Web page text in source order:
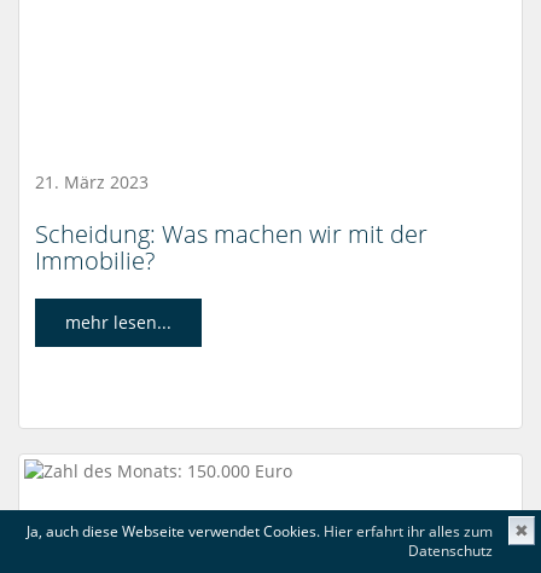
Ja, auch diese Webseite verwendet Cookies. Hier erfahrt ihr alles zum
Datenschutz
✖
21. März 2023
Scheidung: Was machen wir mit der
Immobilie?
mehr lesen...